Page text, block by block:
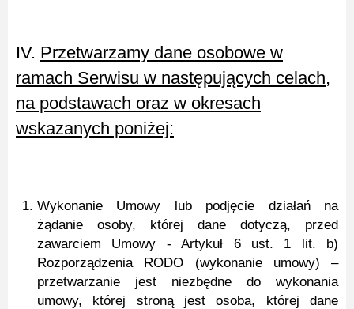
IV. Przetwarzamy dane osobowe w
ramach Serwisu w następujących celach,
na podstawach oraz w okresach
wskazanych poniżej:
Wykonanie Umowy lub podjęcie działań na
żądanie osoby, której dane dotyczą, przed
zawarciem Umowy - Artykuł 6 ust. 1 lit. b)
Rozporządzenia RODO (wykonanie umowy) –
przetwarzanie jest niezbędne do wykonania
umowy, której stroną jest osoba, której dane